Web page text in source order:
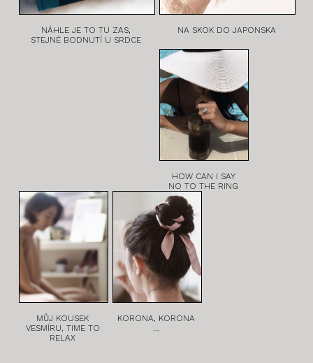
NÁHLE JE TO TU ZAS,
STEJNÉ BODNUTÍ U SRDCE
NA SKOK DO JAPONSKA
HOW CAN I SAY
NO TO THE RING
MŮJ KOUSEK
VESMÍRU, TIME TO
RELAX
KORONA, KORONA
...